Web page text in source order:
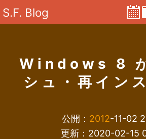
S.F. Blog
Windows 8
シュ・再イン
公開： 2012-11-02
更新：2020-02-15